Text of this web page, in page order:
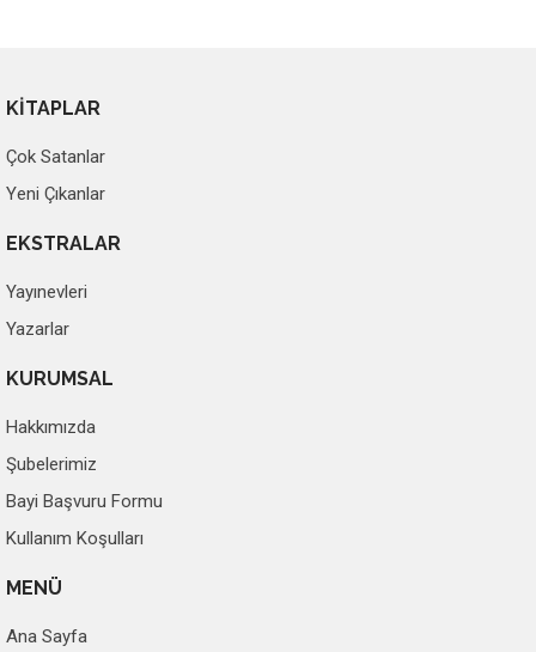
KİTAPLAR
Çok Satanlar
Yeni Çıkanlar
EKSTRALAR
Yayınevleri
Yazarlar
KURUMSAL
Hakkımızda
Şubelerimiz
Bayi Başvuru Formu
Kullanım Koşulları
MENÜ
Ana Sayfa